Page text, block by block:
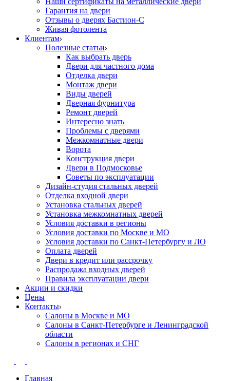
Гарантия на двери
Отзывы о дверях Бастион-С
Живая фотолента
Клиентам
Полезные статьи
Как выбрать дверь
Двери для частного дома
Отделка двери
Монтаж двери
Виды дверей
Дверная фурнитура
Ремонт дверей
Интересно знать
Проблемы с дверями
Межкомнатные двери
Ворота
Конструкция двери
Двери в Подмосковье
Cоветы по эксплуатации
Дизайн-студия стальных дверей
Отделка входной двери
Установка стальных дверей
Установка межкомнатных дверей
Условия доставки в регионы
Условия доставки по Москве и МО
Условия доставки по Санкт-Петербургу и ЛО
Оплата дверей
Двери в кредит или рассрочку
Распродажа входных дверей
Правила эксплуатации двери
Акции и скидки
Цены
Контакты
Салоны в Москве и МО
Салоны в Санкт-Петербурге и Ленинградской
области
Салоны в регионах и СНГ
Главная